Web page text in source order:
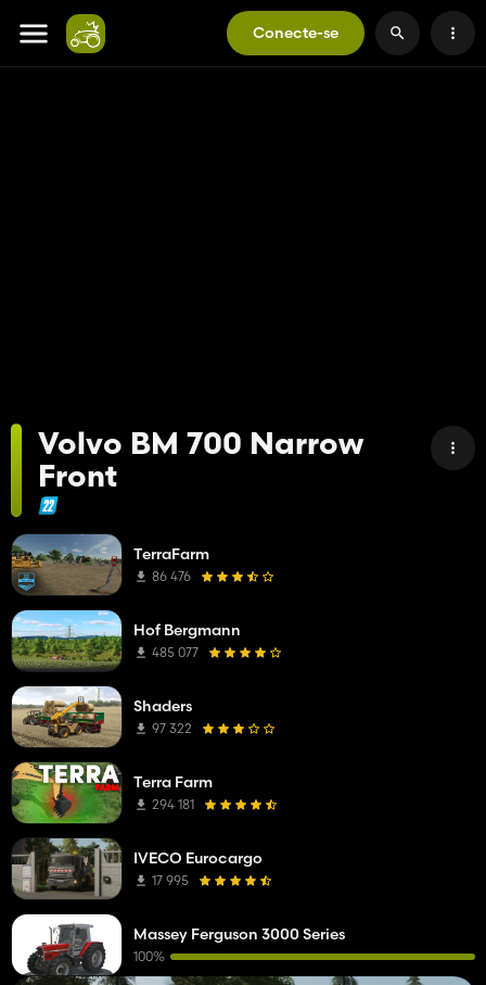
Conecte-se
Volvo BM 700 Narrow
Front
TerraFarm
86 476
Hof Bergmann
485 077
Shaders
97 322
Terra Farm
294 181
IVECO Eurocargo
17 995
Massey Ferguson 3000 Series
100%